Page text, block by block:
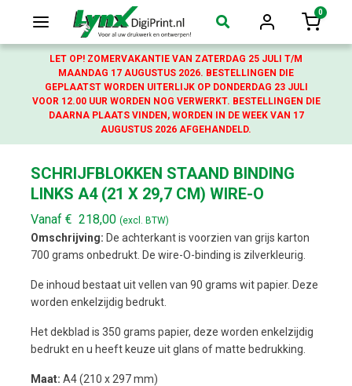
Login
0
LET OP! ZOMERVAKANTIE VAN ZATERDAG 25 JULI T/M
MAANDAG 17 AUGUSTUS 2026. BESTELLINGEN DIE
GEPLAATST WORDEN UITERLIJK OP DONDERDAG 23 JULI
VOOR 12.00 UUR WORDEN NOG VERWERKT. BESTELLINGEN DIE
DAARNA PLAATS VINDEN, WORDEN IN DE WEEK VAN 17
AUGUSTUS 2026 AFGEHANDELD.
SCHRIJFBLOKKEN STAAND BINDING
LINKS A4 (21 X 29,7 CM) WIRE-O
Vanaf € 218,00 (excl. BTW)
Omschrijving: De achterkant is voorzien van grijs karton
700 grams onbedrukt. De wire-O-binding is zilverkleurig.
De inhoud bestaat uit vellen van 90 grams wit papier. Deze
worden enkelzijdig bedrukt.
Het dekblad is 350 grams papier, deze worden enkelzijdig
bedrukt en u heeft keuze uit glans of matte bedrukking.
Maat: A4 (210 x 297 mm)